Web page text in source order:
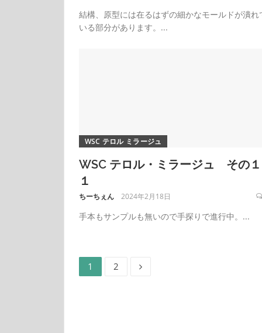
結構、原型には在るはずの細かなモールドが潰れ
いる部分があります。...
WSC テロル ミラージュ
WSC テロル・ミラージュ その１
１
ちーちぇん 2024年2月18日
手本もサンプルも無いので手探りで進行中。...
投
ペ
ー
1
ペ
ー
2